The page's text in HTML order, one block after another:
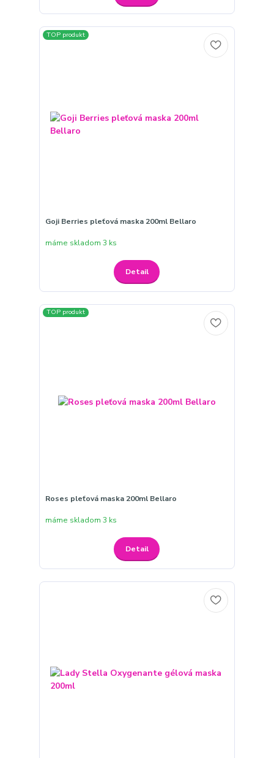
TOP produkt
Goji Berries pleťová maska 200ml Bellaro
máme skladom 3 ks
Detail
TOP produkt
Roses pleťová maska 200ml Bellaro
máme skladom 3 ks
Detail